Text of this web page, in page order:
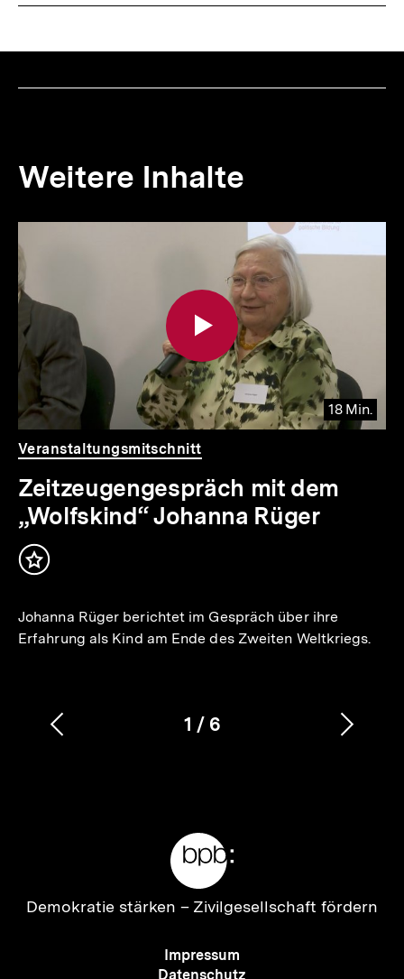
Weitere Inhalte
für
Inhalte
überspringen
18 Min.
Video
Dauer
18
Min.
Veranstaltungsmitschnitt
Zeitzeugengespräch mit dem
„Wolfskind“ Johanna Rüger
Inhalt
Johanna Rüger berichtet im Gespräch über ihre
Erfahrung als Kind am Ende des Zweiten Weltkriegs.
Karussellinhalt
1
von
/ 6
Vorherigen
Zur
Demokratie stärken – Zivilgesellschaft fördern
Meta-
Navigation
Impressum
Datenschutz